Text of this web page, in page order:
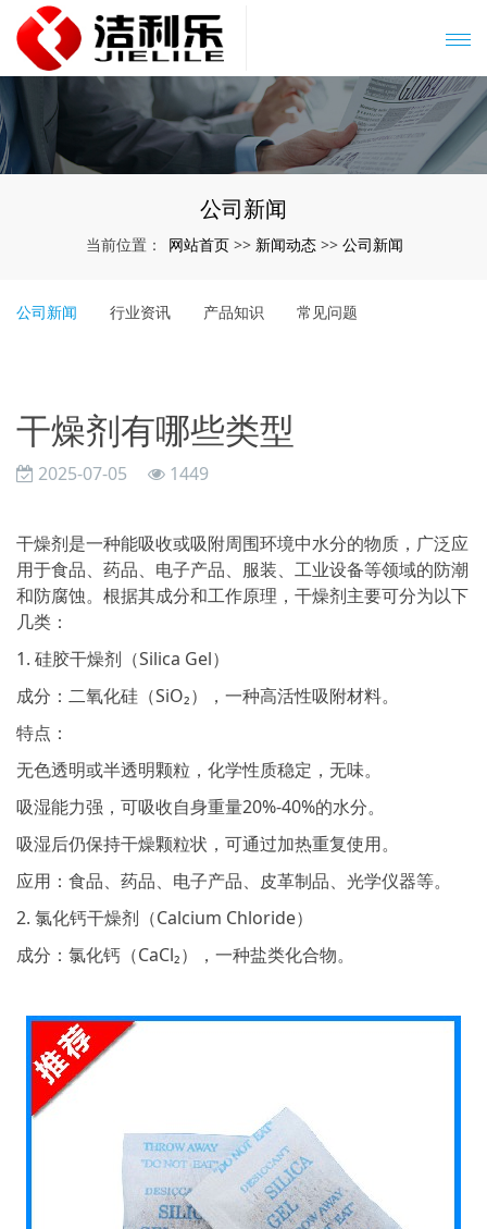
公司新闻
当前位置： 网站首页 >> 新闻动态 >> 公司新闻
公司新闻 行业资讯 产品知识 常见问题
干燥剂有哪些类型
2025-07-05 1449
干燥剂是一种能吸收或吸附周围环境中水分的物质，广泛应
用于食品、药品、电子产品、服装、工业设备等领域的防潮
和防腐蚀。根据其成分和工作原理，干燥剂主要可分为以下
几类：
1. 硅胶干燥剂（Silica Gel）
成分：二氧化硅（SiO₂），一种高活性吸附材料。
特点：
无色透明或半透明颗粒，化学性质稳定，无味。
吸湿能力强，可吸收自身重量20%-40%的水分。
吸湿后仍保持干燥颗粒状，可通过加热重复使用。
应用：食品、药品、电子产品、皮革制品、光学仪器等。
2. 氯化钙干燥剂（Calcium Chloride）
成分：氯化钙（CaCl₂），一种盐类化合物。